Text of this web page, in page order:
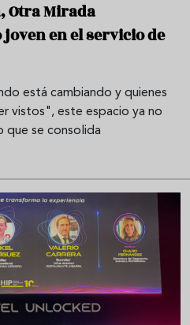
Otra Mirada
en el servicio de
está cambiando y quienes
vistos", este espacio ya no
que se consolida